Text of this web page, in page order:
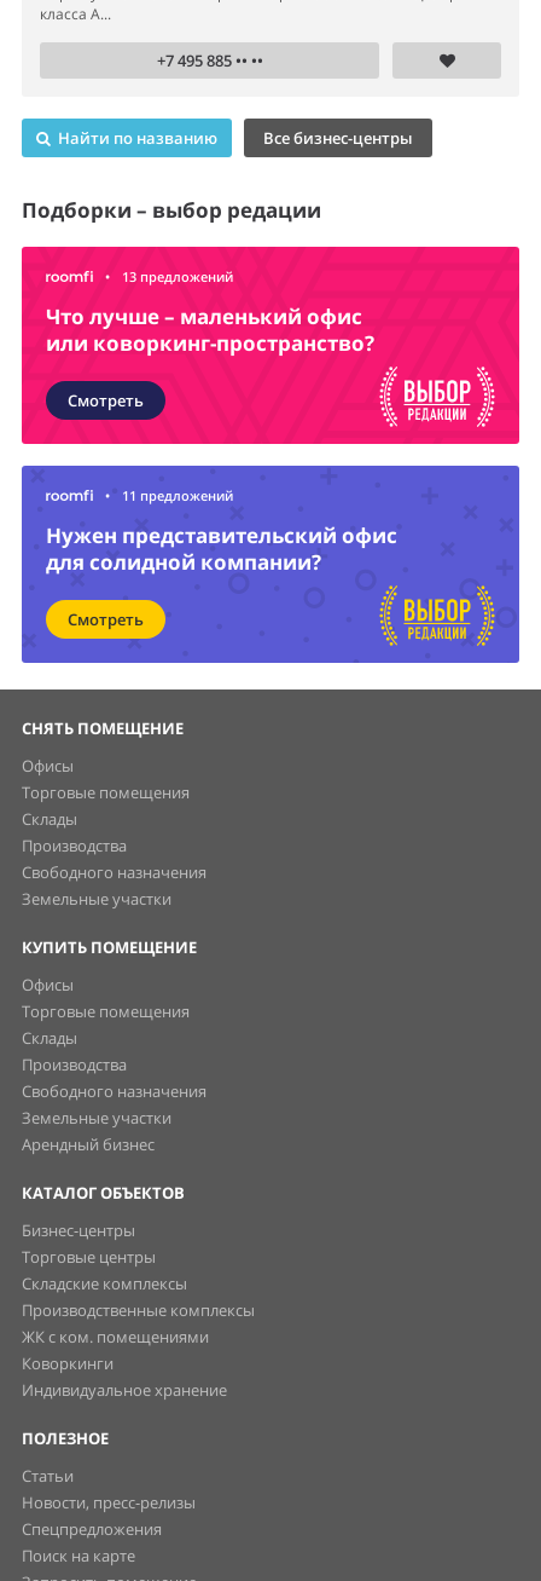
класса А...
+7 495 885 •• ••
Найти по названию Все бизнес-центры
Подборки – выбор редации
• 13 предложений
Что лучше – маленький офис
или коворкинг-пространство?
Смотреть
• 11 предложений
Нужен представительский офис
для солидной компании?
Смотреть
СНЯТЬ ПОМЕЩЕНИЕ
Офисы
Торговые помещения
Склады
Производства
Свободного назначения
Земельные участки
КУПИТЬ ПОМЕЩЕНИЕ
Офисы
Торговые помещения
Склады
Производства
Свободного назначения
Земельные участки
Арендный бизнес
КАТАЛОГ ОБЪЕКТОВ
Бизнес-центры
Торговые центры
Складские комплексы
Производственные комплексы
ЖК с ком. помещениями
Коворкинги
Индивидуальное хранение
ПОЛЕЗНОЕ
Статьи
Новости, пресс-релизы
Спецпредложения
Поиск на карте